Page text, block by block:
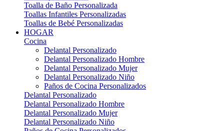
Toalla de Baño Personalizada
Toallas Infantiles Personalizadas
Toallas de Bebé Personalizadas
HOGAR
Cocina
Delantal Personalizado
Delantal Personalizado Hombre
Delantal Personalizado Mujer
Delantal Personalizado Niño
Paños de Cocina Personalizados
Delantal Personalizado
Delantal Personalizado Hombre
Delantal Personalizado Mujer
Delantal Personalizado Niño